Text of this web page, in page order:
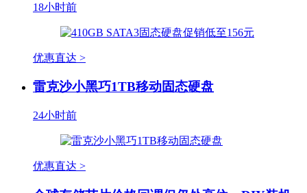
18小时前
优惠直达 >
雷克沙小黑巧1TB移动固态硬盘
24小时前
优惠直达 >